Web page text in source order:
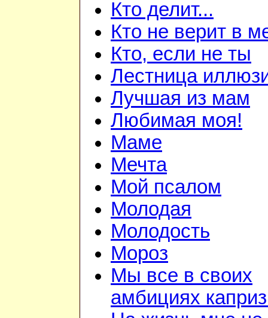
Кто делит...
Кто не верит в
Кто, если не ты
Лестница
Лучшая из мам
Любимая моя!
Маме
Мечта
Мой псалом
Молодая
Молодость
Мороз
Мы все в своих
амбициях